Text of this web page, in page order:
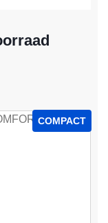
COMPACT